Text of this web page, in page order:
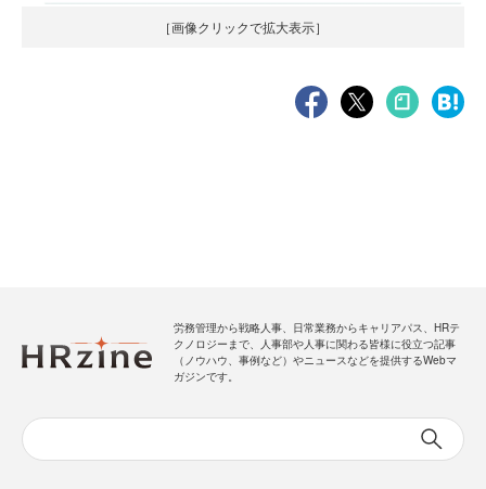
［画像クリックで拡大表示］
労務管理から戦略人事、日常業務からキャリアパス、HRテ
クノロジーまで、人事部や人事に関わる皆様に役立つ記事
（ノウハウ、事例など）やニュースなどを提供するWebマ
ガジンです。